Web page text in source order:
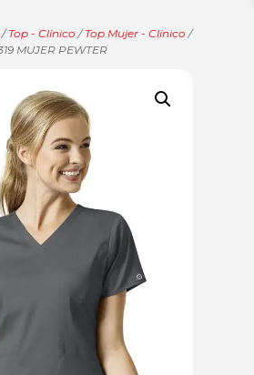
/Top - Clínico /Top Mujer - Clínico /
MUJER PEWTER